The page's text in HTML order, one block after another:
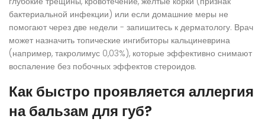
бактериальной инфекции) или если домашние меры не
помогают через две недели - запишитесь к дерматологу. Врач
может назначить топические ингибиторы кальциневрина
(например, такролимус 0,03%), которые эффективно снимают
воспаление без побочных эффектов стероидов.
Как быстро проявляется аллергия
на бальзам для губ?